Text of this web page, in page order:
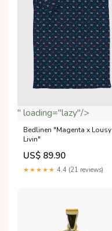
" loading="lazy"/>
Bedlinen "Magenta x Lousy
Livin"
US$ 89.90
★★★★★ 4.4 (21 reviews)